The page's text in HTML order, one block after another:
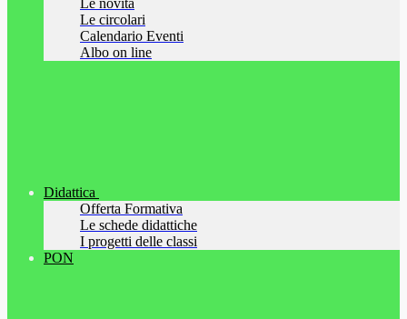
Le novità
Le circolari
Calendario Eventi
Albo on line
Didattica
Offerta Formativa
Le schede didattiche
I progetti delle classi
PON